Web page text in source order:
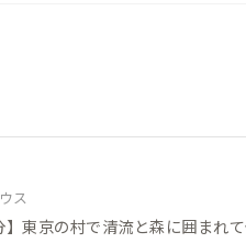
ス
】東京の村で清流と森に囲まれ